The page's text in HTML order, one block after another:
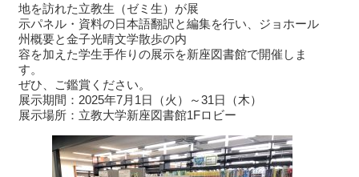
地を訪れた立教生（ゼミ生）が展
示パネル・資料の日本語翻訳と編集を行い、ジョホール
州概要と金子光晴文学散歩の内
容を加えた学生手作りの展示を新座図書館で開催しま
す。
ぜひ、ご鑑賞ください。
展示期間：2025年7月1日（火）～31日（木）
展示場所：立教大学新座図書館1Fロビー